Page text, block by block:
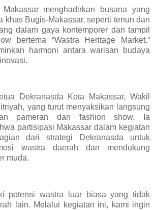
menghadirkan busana yang
khas Bugis-Makassar, seperti tenun dan
dalam gaya kontemporer dan tampil
bertema “Wastra Heritage Market.”
harmoni antara warisan budaya
Dekranasda Kota Makassar, Wakil
yang turut menyaksikan langsung
pameran dan fashion show. Ia
partisipasi Makassar dalam kegiatan
dari strategi Dekranasda untuk
wastra daerah dan mendukung
muda.
potensi wastra luar biasa yang tidak
lain. Melalui kegiatan ini, kami ingin